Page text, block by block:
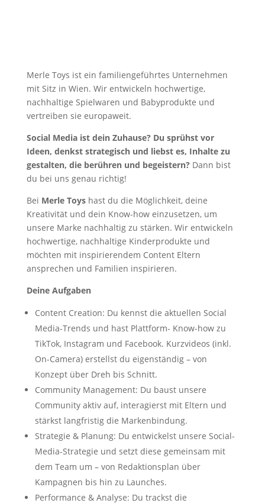
Merle Toys ist ein familiengeführtes Unternehmen
mit Sitz in Wien. Wir entwickeln hochwertige,
nachhaltige Spielwaren und Babyprodukte und
vertreiben sie europaweit.
Social Media ist dein Zuhause? Du sprühst vor
Ideen, denkst strategisch und liebst es, Inhalte zu
gestalten, die berühren und begeistern?Dann bist
du bei uns genau richtig!
Bei Merle Toyshast du die Möglichkeit, deine
Kreativität und dein Know-how einzusetzen, um
unsere Marke nachhaltig zu stärken. Wir entwickeln
hochwertige, nachhaltige Kinderprodukte und
möchten mit inspirierendem Content Eltern
ansprechen und Familien inspirieren.
Deine Aufgaben
Content Creation: Du kennst die aktuellen Social
Media-Trends und hast Plattform- Know-how zu
TikTok, Instagram und Facebook. Kurzvideos (inkl.
On-Camera) erstellst du eigenständig – von
Konzept über Dreh bis Schnitt.
Community Management: Du baust unsere
Community aktiv auf, interagierst mit Eltern und
stärkst langfristig die Markenbindung.
Strategie & Planung: Du entwickelst unsere Social-
Media-Strategie und setzt diese gemeinsam mit
dem Team um – von Redaktionsplan über
Kampagnen bis hin zu Launches.
Performance & Analyse: Du trackst die